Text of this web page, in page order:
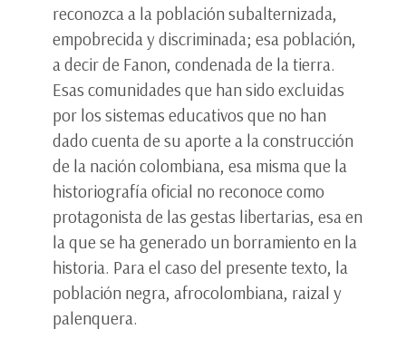
reconozca a la población subalternizada,
empobrecida y discriminada; esa población,
a decir de Fanon, condenada de la tierra.
Esas comunidades que han sido excluidas
por los sistemas educativos que no han
dado cuenta de su aporte a la construcción
de la nación colombiana, esa misma que la
historiografía oficial no reconoce como
protagonista de las gestas libertarias, esa en
la que se ha generado un borramiento en la
historia. Para el caso del presente texto, la
población negra, afrocolombiana, raizal y
palenquera.